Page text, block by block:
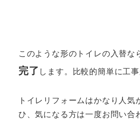
このような形のトイレの入替な
完了 します。比較的簡単に工
トイレリフォームはかなり人気
ひ、気になる方は一度お問い合